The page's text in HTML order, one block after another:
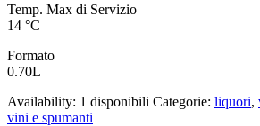
Temp. Max di Servizio
14 °C
Formato
0.70L
Availability: 1 disponibili Categorie: liquori,
vini e spumanti